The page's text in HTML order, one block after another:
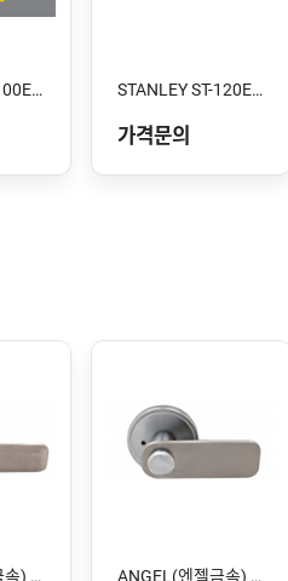
STANLEY ST-100E-XC 스톱형 STANLEY ST-120E-XC 스톱형
가격문의
ANGEL(엔젤금속) STS-106 SS ANGEL(엔젤금속) STS-105 SS